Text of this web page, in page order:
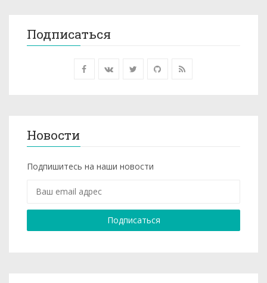
Подписаться
Новости
Подпишитесь на наши новости
Подписаться